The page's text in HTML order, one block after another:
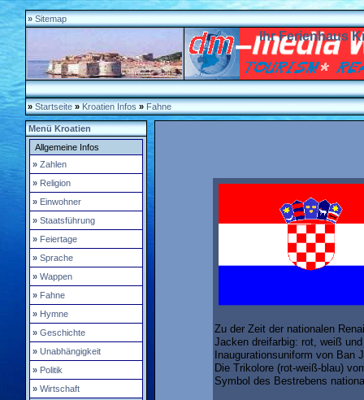
» Sitemap
Ihr Ferienhaus
» Startseite» Kroatien Infos » Fahne
MenüKroatien
Allgemeine Infos
» Zahlen
» Religion
» Einwohner
» Staatsführung
» Feiertage
» Sprache
» Wappen
» Fahne
» Hymne
» Geschichte
» Unabhängigkeit
» Politik
» Wirtschaft
Zu der Zeit der nationalen
Jacken dreifarbig: rot, weiß
Inaugurationsuniform von Ban
Die Trikolore (rot-weiß-blau)
Symbol des Bestrebens